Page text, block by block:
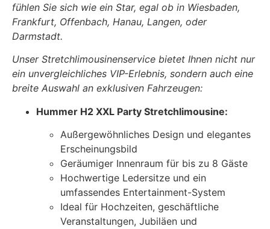
fühlen Sie sich wie ein Star, egal ob in Wiesbaden,
Frankfurt, Offenbach, Hanau, Langen, oder
Darmstadt.
Unser Stretchlimousinenservice bietet Ihnen nicht nur
ein unvergleichliches VIP-Erlebnis, sondern auch eine
breite Auswahl an exklusiven Fahrzeugen:
Hummer H2 XXL Party Stretchlimousine:
Außergewöhnliches Design und elegantes
Erscheinungsbild
Geräumiger Innenraum für bis zu 8 Gäste
Hochwertige Ledersitze und ein
umfassendes Entertainment-System
Ideal für Hochzeiten, geschäftliche
Veranstaltungen, Jubiläen und